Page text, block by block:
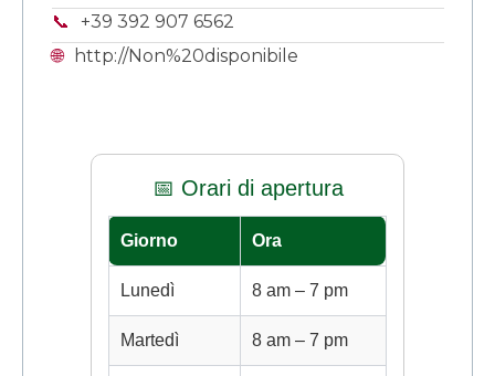
📞
+39 392 907 6562
🌐
http://Non%20disponibile
📅 Orari di apertura
Giorno Ora
Lunedì 8 am – 7 pm
Martedì 8 am – 7 pm